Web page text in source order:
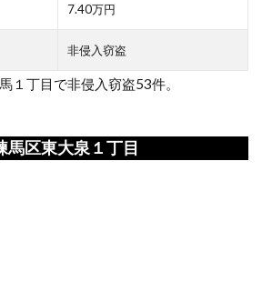
7.40万円
非侵入窃盗
１丁目で非侵入窃盗53件。
区東大泉１丁目